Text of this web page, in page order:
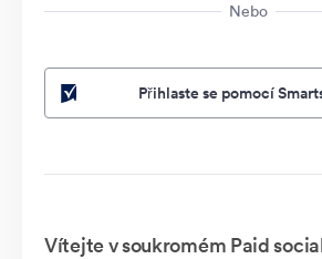
Nebo
Přihlaste se pomocí
Vítejte v soukromém Paid